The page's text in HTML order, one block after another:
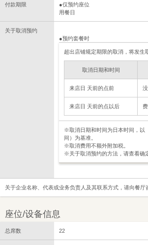
付款期限
●仅预约座位
用餐日
关于取消预约
●预约套餐时
超出店铺规定期限的取消，将发生
取消日期和时间
来店日 天前的点前
来店日 天前的点以后
※取消日期和时间为日本时间，以
间）为基准。
※取消费用不额外附加税。
※关于取消预约的方法，请查看确
关于企业名称、代表或业务负责人及其联系方式，请向餐厅
座位/设备信息
总席数 22